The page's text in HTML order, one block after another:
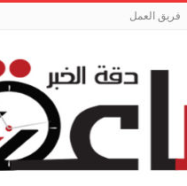
فريق العمل